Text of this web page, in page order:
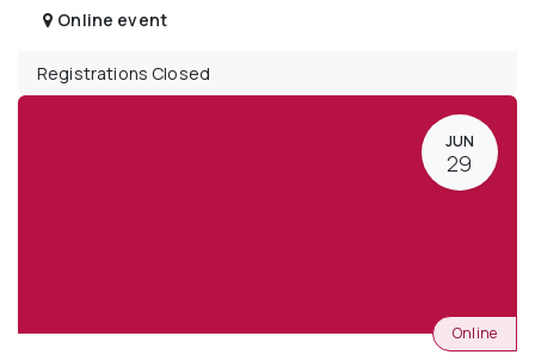
Online event
Registrations Closed
JUN
29
Online